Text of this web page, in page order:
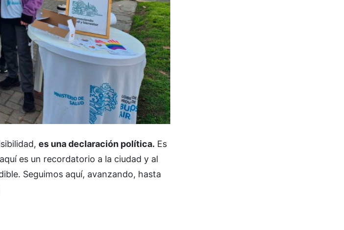
es una declaración política. Es
es un recordatorio a la ciudad y al
Seguimos aquí, avanzando, hasta